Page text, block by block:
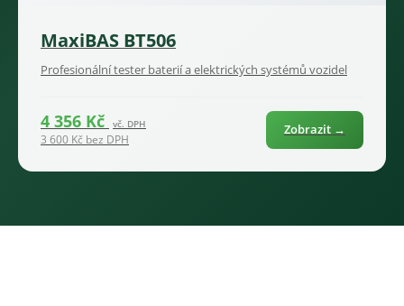
MaxiBAS BT506
Profesionální tester baterií a elektrických systémů vozidel
4 356 Kč vč. DPH
3 600 Kč bez DPH
Zobrazit →